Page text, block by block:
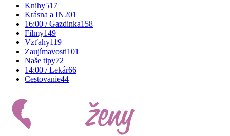
Knihy517
Krásna a IN201
16:00 / Gazdinka158
Filmy149
Vzťahy119
Zaujímavosti101
Naše tipy72
14:00 / Lekár66
Cestovanie44